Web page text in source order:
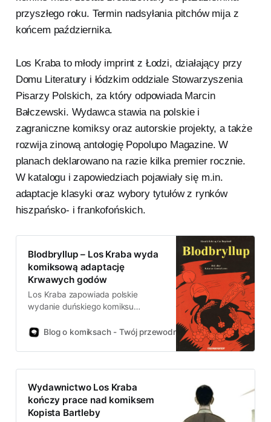
przyszłego roku. Termin nadsyłania pitchów mija z
końcem października.
Los Kraba to młody imprint z Łodzi, działający przy
Domu Literatury i łódzkim oddziale Stowarzyszenia
Pisarzy Polskich, za który odpowiada Marcin
Bałczewski. Wydawca stawia na polskie i
zagraniczne komiksy oraz autorskie projekty, a także
rozwija zinową antologię Popolupo Magazine. W
planach deklarowano na razie kilka premier rocznie.
W katalogu i zapowiedziach pojawiały się m.in.
adaptacje klasyki oraz wybory tytułów z rynków
hiszpańsko- i frankofońskich.
Blodbryllup – Los Kraba wyda
komiksową adaptację
Krwawych godów
Los Kraba zapowiada polskie
wydanie duńskiego komiksu
godów” Federico Garcii Lorki.
Bøgelunda ma ukazać się w
listopadzie, w przekładzie Zuzanny
Instytutu Książki.
Blog o komiksach - Twój przewodnik po świecie komiksów!
Wydawnictwo Los Kraba
kończy prace nad komiksem
Kopista Bartleby